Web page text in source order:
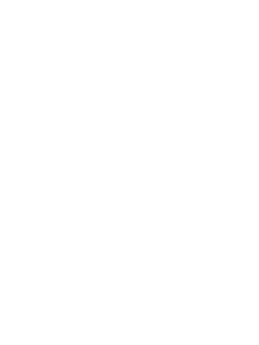
fietsloten voor
2022
fietsen en
twaalf ART-2-
merken als Abus,
Alle sloten uit de test